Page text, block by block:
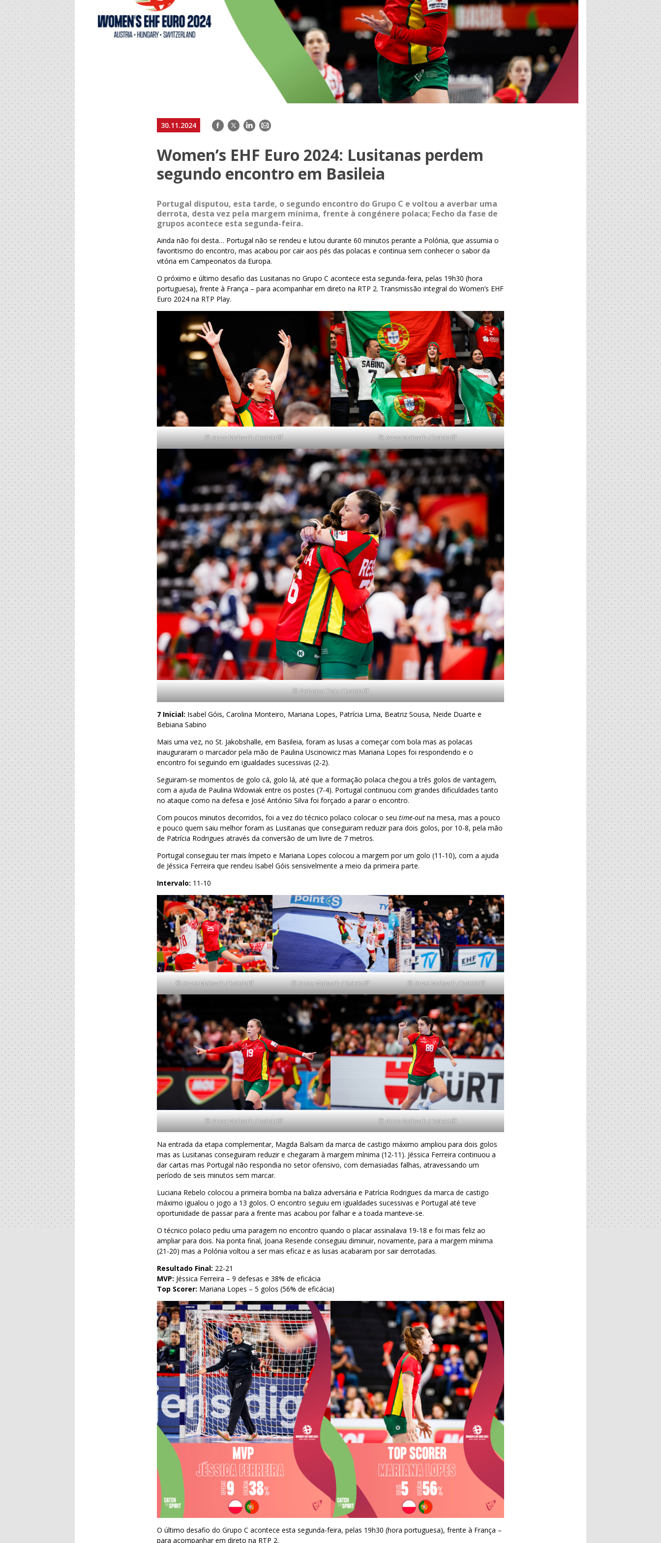
30.11.2024 Facebook
TwitterLinkedIn
E-
Women’s EHF Euro 2024: Lusitanas perdem
segundo encontro em Basileia
Portugal disputou, esta tarde, o segundo encontro do Grupo C e voltou a averbar uma
derrota, desta vez pela margem mínima, frente à congénere polaca; Fecho da fase de
grupos acontece esta segunda-feira.
Ainda não foi desta… Portugal não se rendeu e lutou durante 60 minutos perante a Polónia, que assumia o
favoritismo do encontro, mas acabou por cair aos pés das polacas e continua sem conhecer o sabor da
vitória em Campeonatos da Europa.
O próximo e último desafio das Lusitanas no Grupo C acontece esta segunda-feira, pelas 19h30 (hora
portuguesa), frente à França – para acompanhar em direto na RTP 2. Transmissão integral do Women’s EHF
Euro 2024 na RTP Play.
© Anze Malovrh / kolektiff © Anze Malovrh / kolektiff
© Nebojsa Tejic / kolektiff
7 Inicial: Isabel Góis, Carolina Monteiro, Mariana Lopes, Patrícia Lima, Beatriz Sousa, Neide Duarte e
Bebiana Sabino
Mais uma vez, no St. Jakobshalle, em Basileia, foram as lusas a começar com bola mas as polacas
inauguraram o marcador pela mão de Paulina Uscinowicz mas Mariana Lopes foi respondendo e o
encontro foi seguindo em igualdades sucessivas (2-2).
Seguiram-se momentos de golo cá, golo lá, até que a formação polaca chegou a três golos de vantagem,
com a ajuda de Paulina Wdowiak entre os postes (7-4). Portugal continuou com grandes dificuldades tanto
no ataque como na defesa e José António Silva foi forçado a parar o encontro.
Com poucos minutos decorridos, foi a vez do técnico polaco colocar o seutime-out na mesa, mas a pouco
e pouco quem saiu melhor foram as Lusitanas que conseguiram reduzir para dois golos, por 10-8, pela mão
de Patrícia Rodrigues através da conversão de um livre de 7 metros.
Portugal conseguiu ter mais ímpeto e Mariana Lopes colocou a margem por um golo (11-10), com a ajuda
de Jéssica Ferreira que rendeu Isabel Góis sensivelmente a meio da primeira parte.
Intervalo: 11-10
© Anze Malovrh / kolektiff © Anze Malovrh / kolektiff © Anze Malovrh / kolektiff
© Anze Malovrh / kolektiff © Anze Malovrh / kolektiff
Na entrada da etapa complementar, Magda Balsam da marca de castigo máximo ampliou para dois golos
mas as Lusitanas conseguiram reduzir e chegaram à margem mínima (12-11). Jéssica Ferreira continuou a
dar cartas mas Portugal não respondia no setor ofensivo, com demasiadas falhas, atravessando um
período de seis minutos sem marcar.
Luciana Rebelo colocou a primeira bomba na baliza adversária e Patrícia Rodrigues da marca de castigo
máximo igualou o jogo a 13 golos. O encontro seguiu em igualdades sucessivas e Portugal até teve
oportunidade de passar para a frente mas acabou por falhar e a toada manteve-se.
O técnico polaco pediu uma paragem no encontro quando o placar assinalava 19-18 e foi mais feliz ao
ampliar para dois. Na ponta final, Joana Resende conseguiu diminuir, novamente, para a margem mínima
(21-20) mas a Polónia voltou a ser mais eficaz e as lusas acabaram por sair derrotadas.
Resultado Final: 22-21
MVP: Jéssica Ferreira – 9 defesas e 38% de eficácia
Top Scorer: Mariana Lopes – 5 golos (56% de eficácia)
O último desafio do Grupo C acontece esta segunda-feira, pelas 19h30 (hora portuguesa), frente à França –
para acompanhar em direto na RTP 2.